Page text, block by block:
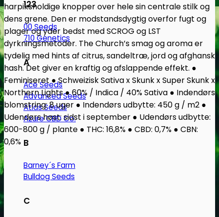
123
00 Seeds
710 Genetics
A
Ace Seeds
Advanced Seeds
Atlas Seeds
Azure CBD Co.
B
Barney´s Farm
Bulldog Seeds
C
harpiksholdige knopper over hele sin centrale stilk og
dens grene. Den er modstandsdygtig overfor fugt og
plager og yder bedst med SCROG og LST
dyrkningsmetoder. The Church’s smag og aroma er
tydelig med hints af citrus, sandeltræ, jord og afghansk
hash. Det giver en kraftig og afslappende effekt. ●
Feminiseret ● Schweizisk Sativa x Skunk x Super Skunk x
Northern Lights ● 60% / Indica / 40% Sativa ● Indendørs
blomstring: 8 uger ● Indendørs udbytte: 450 g / m2 ●
Udendørs høst: sidst i september ● Udendørs udbytte:
600-800 g / plante ● THC: 16,8% ● CBD: 0,7% ● CBN:
0,6%